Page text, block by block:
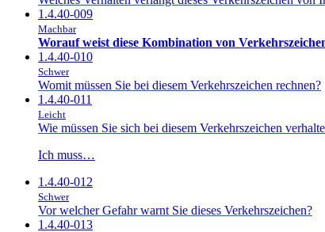
1.4.40-009
Machbar
Worauf weist diese Kombination von
1.4.40-010
Schwer
Womit müssen Sie bei diesem Verkehrszeichen rechnen?
1.4.40-011
Leicht
Wie müssen Sie sich bei diesem Verkehrszeichen
Ich muss…
1.4.40-012
Schwer
Vor welcher Gefahr warnt Sie dieses Verkehrszeichen?
1.4.40-013